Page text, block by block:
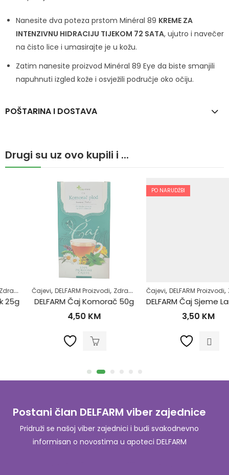
Nanesite dva poteza prstom Minéral 89 KREME ZA
INTENZIVNU HIDRACIJU TIJEKOM 72 SATA, ujutro i navečer
na čisto lice i umasirajte je u kožu. ​ ​
Zatim nanesite proizvod Minéral 89 Eye da biste smanjili
napuhnuti izgled kože i osvježili područje oko očiju.
POŠTARINA I DOSTAVA
Drugi su uz ovo kupili i ...
Čajevi DELFARM Proizvodi,Zdrav život
DELFARM Čaj Komorač 50g
KM
PO NARUDŽBI
Čajevi DELFARM Proizvodi,Zdrav život
DELFARM Čaj Sjeme Lana 50g
KM
Postani član DELFARM viber zajednice
Pridruži se našoj viber zajednici i budi svakodnevno
informisan o novostima u apoteci DELFARM